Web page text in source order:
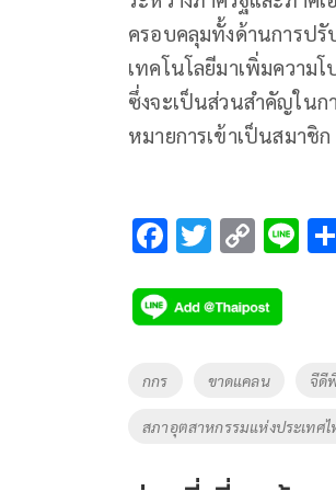
ครอบคลุมทั้งด้านการป
เทคโนโลยีมาเพิ่มความ
ซึ่งจะเป็นส่วนสำคัญในก
หมายการเข้าเป็นสมาชิ
F
e
b
k
T
tt
er
C
p
y
Li
n
k
Li
Tags
กกร ขาดแคลน จีดี
สภาอุตสาหกรรมแห่งประเทศ